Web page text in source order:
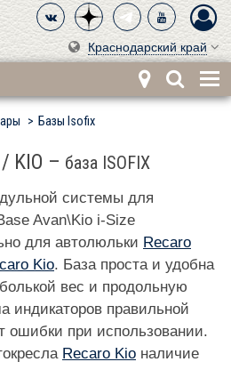
Краснодарский край
Базы Isofix
KIO – база ISOFIX
системы для
Avan\Kio i-Size
для автолюльки Recaro
Kio. База проста и удобна
вес и продольную
индикаторов правильной
ошибки при использовании.
Recaro Kio наличие